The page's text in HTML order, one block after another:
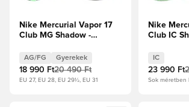
Nike Mercurial Vapor 17
Club MG Shadow -
Gyerek
AG/FG Gyerekek
18 990 Ft20 490 Ft
EU 27, EU 28, EU 29½, EU 31
Nike
Club IC
IC
23 990 Ft
Sok méretben